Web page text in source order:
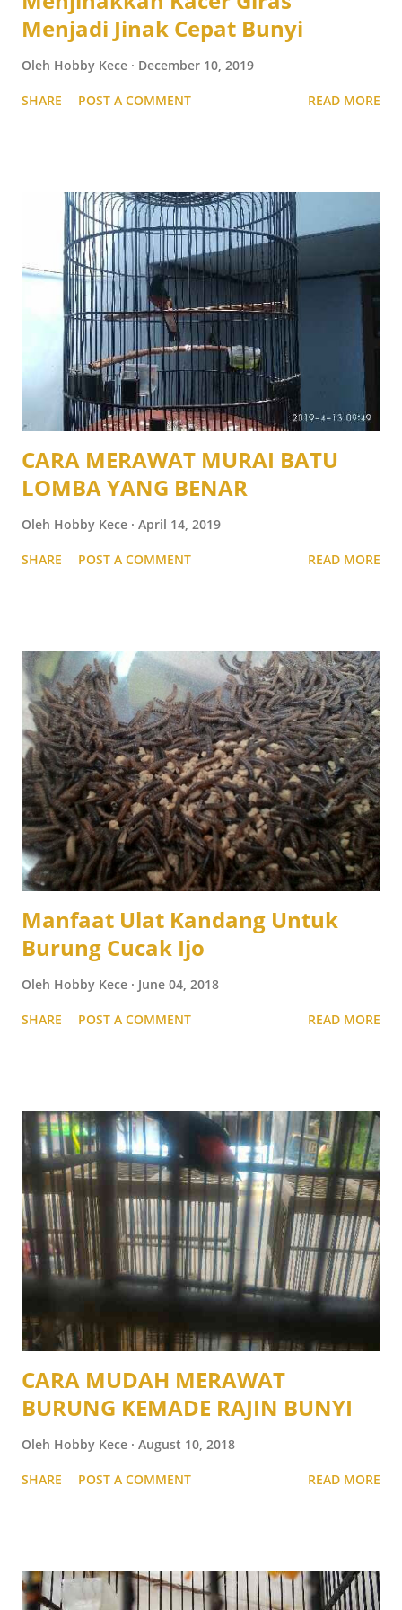
Menjadi Jinak Cepat Bunyi
Oleh Hobby Kece December 10, 2019
SHARE POST A COMMENT READ MORE
CARA MERAWAT MURAI BATU
LOMBA YANG BENAR
Oleh Hobby Kece April 14, 2019
SHARE POST A COMMENT READ MORE
Manfaat Ulat Kandang Untuk
Burung Cucak Ijo
Oleh Hobby Kece June 04, 2018
SHARE POST A COMMENT READ MORE
CARA MUDAH MERAWAT
BURUNG KEMADE RAJIN BUNYI
Oleh Hobby Kece August 10, 2018
SHARE POST A COMMENT READ MORE